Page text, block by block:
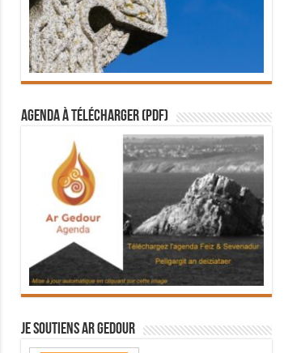
Agenda à télécharger (PDF)
Je soutiens Ar Gedour